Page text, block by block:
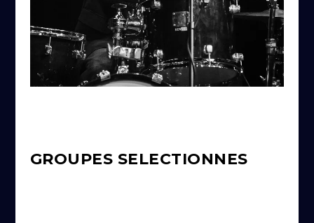
GROUPES SELECTIONNES